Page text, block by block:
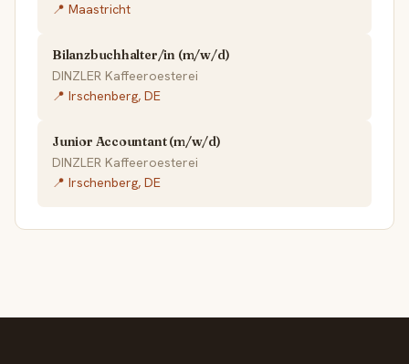
📍 Maastricht
Bilanzbuchhalter/in (m/w/d)
DINZLER Kaffeeroesterei
📍 Irschenberg, DE
Junior Accountant (m/w/d)
DINZLER Kaffeeroesterei
📍 Irschenberg, DE